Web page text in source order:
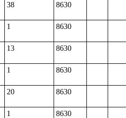
38 8630
1 8630
13 8630
1 8630
20 8630
1 8630